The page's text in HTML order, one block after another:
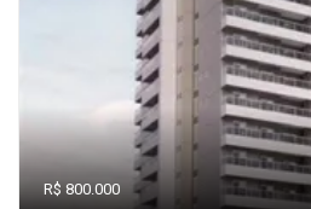
R$ 800.000